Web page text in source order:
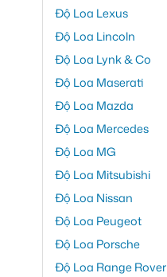
Độ Loa Lexus
Độ Loa Lincoln
Độ Loa Lynk & Co
Độ Loa Maserati
Độ Loa Mazda
Độ Loa Mercedes
Độ Loa MG
Độ Loa Mitsubishi
Độ Loa Nissan
Độ Loa Peugeot
Độ Loa Porsche
Độ Loa Range Rover